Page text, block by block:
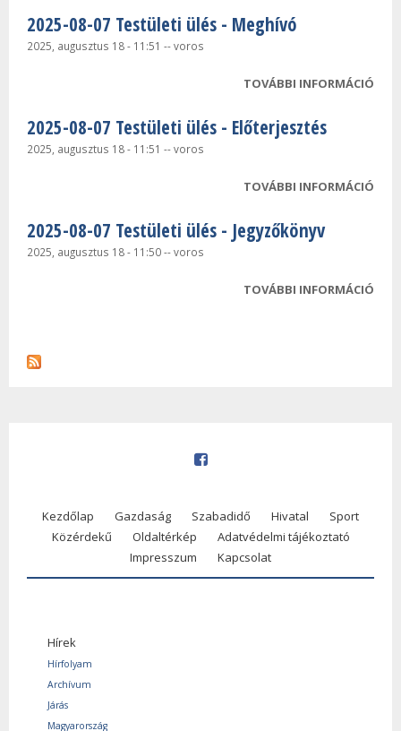
2025-08-07 Testületi ülés - Meghívó
2025, augusztus 18 - 11:51 --voros
TOVÁBBI INFORMÁCIÓ
2025-08-07 Testületi ülés - Előterjesztés
2025, augusztus 18 - 11:51 --voros
TOVÁBBI INFORMÁCIÓ
2025-08-07 Testületi ülés - Jegyzőkönyv
2025, augusztus 18 - 11:50--voros
TOVÁBBI INFORMÁCIÓ
Kezdőlap Gazdaság Szabadidő Hivatal
Sport
Közérdekű
Oldaltérkép
Adatvédelmi tájékoztató
Impresszum
Kapcsolat
Hírek
Hírfolyam
Archívum
Járás
Magyarország